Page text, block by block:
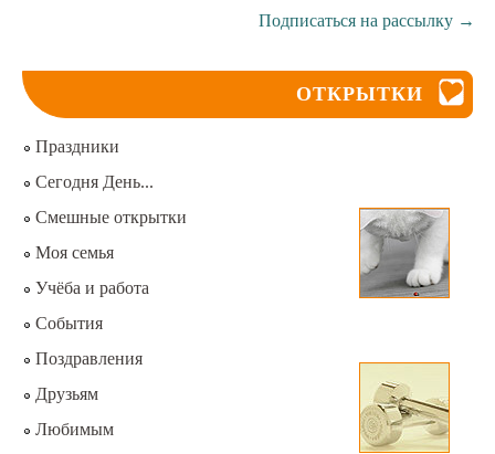
Подписаться на рассылку →
ОТКРЫТКИ
Праздники
Сегодня День...
Смешные открытки
Моя семья
Учёба и работа
События
Поздравления
Друзьям
Любимым